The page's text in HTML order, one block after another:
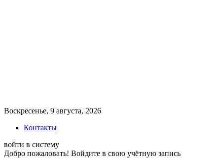
Воскресенье, 9 августа, 2026
Контакты
войти в систему
Добро пожаловать! Войдите в свою учётную запись